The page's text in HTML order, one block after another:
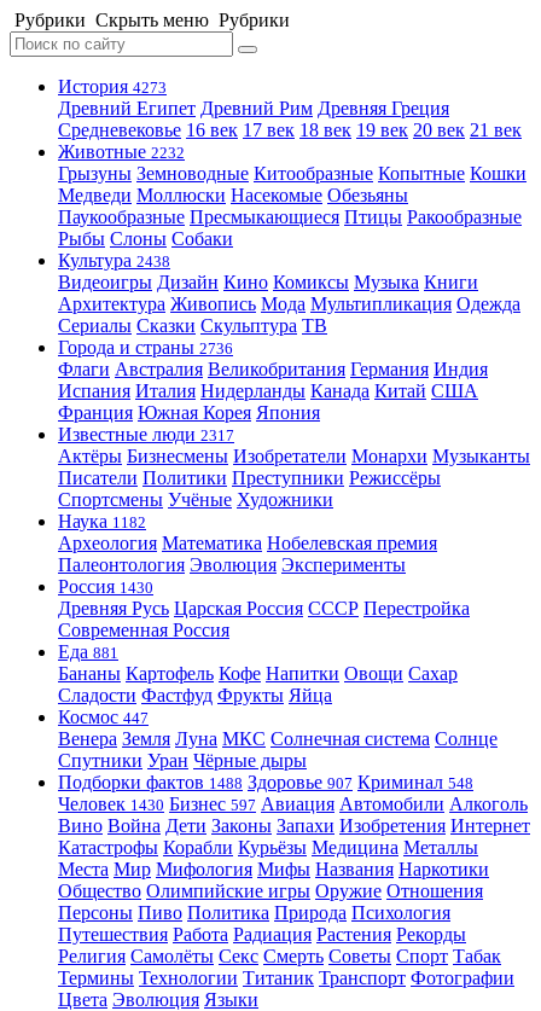
Рубрики Скрыть меню Рубрики
История 4273
Древний Египет Древний Рим Древняя Греция
Средневековье 16 век 17 век 18 век 19 век 20 век 21 век
Животные 2232
Грызуны Земноводные Китообразные Копытные Кошки
Медведи Моллюски Насекомые Обезьяны
Паукообразные Пресмыкающиеся Птицы Ракообразные
Рыбы Слоны Собаки
Культура 2438
Видеоигры Дизайн Кино Комиксы Музыка Книги
Архитектура Живопись Мода Мультипликация Одежда
Сериалы Сказки Скульптура ТВ
Города и страны 2736
Флаги Австралия Великобритания Германия Индия
Испания Италия Нидерланды Канада Китай США
Франция Южная Корея Япония
Известные люди 2317
Актёры Бизнесмены Изобретатели Монархи Музыканты
Писатели Политики Преступники Режиссёры
Спортсмены Учёные Художники
Наука 1182
Археология Математика Нобелевская премия
Палеонтология Эволюция Эксперименты
Россия 1430
Древняя Русь Царская Россия СССР Перестройка
Современная Россия
Еда 881
Бананы Картофель Кофе Напитки Овощи Сахар
Сладости Фастфуд Фрукты Яйца
Космос 447
Венера Земля Луна МКС Солнечная система Солнце
Спутники Уран Чёрные дыры
Подборки фактов 1488 Здоровье 907 Криминал 548
Человек 1430 Бизнес 597 Авиация Автомобили Алкоголь
Вино Война Дети Законы Запахи Изобретения Интернет
Катастрофы Корабли Курьёзы Медицина Металлы
Места Мир Мифология Мифы Названия Наркотики
Общество Олимпийские игры Оружие Отношения
Персоны Пиво Политика Природа Психология
Путешествия Работа Радиация Растения Рекорды
Религия Самолёты Секс Смерть Советы Спорт Табак
Термины Технологии Титаник Транспорт Фотографии
Цвета Эволюция Языки